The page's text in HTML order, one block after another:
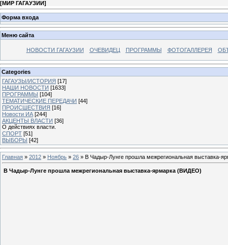
[МИР ГАГАУЗИИ]
Форма входа
Меню сайта
НОВОСТИ ГАГАУЗИИ ОЧЕВИДЕЦ ПРОГРАММЫ ФОТОГАЛЛЕРЕЯ
Categories
ГАГАУЗЫ/ИСТОРИЯ [17]
НАШИ НОВОСТИ [1633]
ПРОГРАММЫ [104]
ТЕМАТИЧЕСКИЕ ПЕРЕДАЧИ [44]
ПРОИСШЕСТВИЯ [16]
Новости ИА [244]
АКЦЕНТЫ ВЛАСТИ [36]
О действиях власти.
СПОРТ [51]
ВЫБОРЫ [42]
Главная » 2012 » Ноябрь » 26 » В Чадыр-Лунге прошла межрегиональная выставка-
В Чадыр-Лунге прошла межрегиональная выставка-ярмарка (ВИДЕО)